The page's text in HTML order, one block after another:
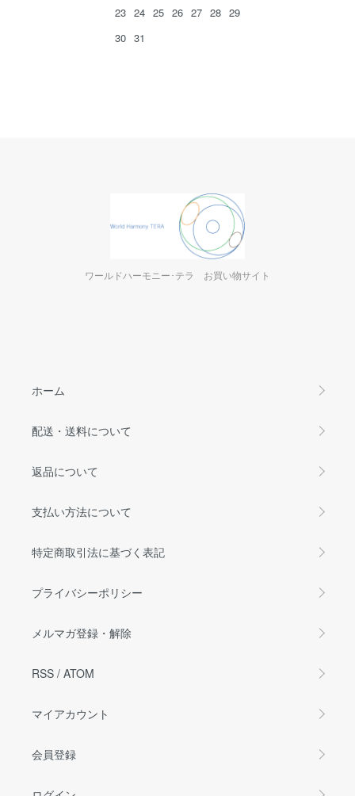
23 24 25 26 27 28 29
30 31
ワールドハーモニー･テラ お買い物サイト
ホーム
配送・送料について
返品について
支払い方法について
特定商取引法に基づく表記
プライバシーポリシー
メルマガ登録・解除
RSS / ATOM
マイアカウント
会員登録